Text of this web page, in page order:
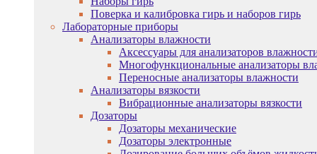
Поверка и калибровка гирь и наборов гирь
Лабораторные приборы
Анализаторы влажности
Аксессуары для анализаторов
Многофункциональные анализаторы
Переносные анализаторы влажности
Анализаторы вязкости
Вибрационные анализаторы вязкости
Дозаторы
Дозаторы механические
Дозаторы электронные